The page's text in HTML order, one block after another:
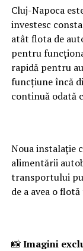
Cluj-Napoca
investesc
atât flota de
pentru
rapidă pentru
funcțiune încă
continuă odată
Noua instalație
alimentării
transportului
de a avea o
📸Imagini